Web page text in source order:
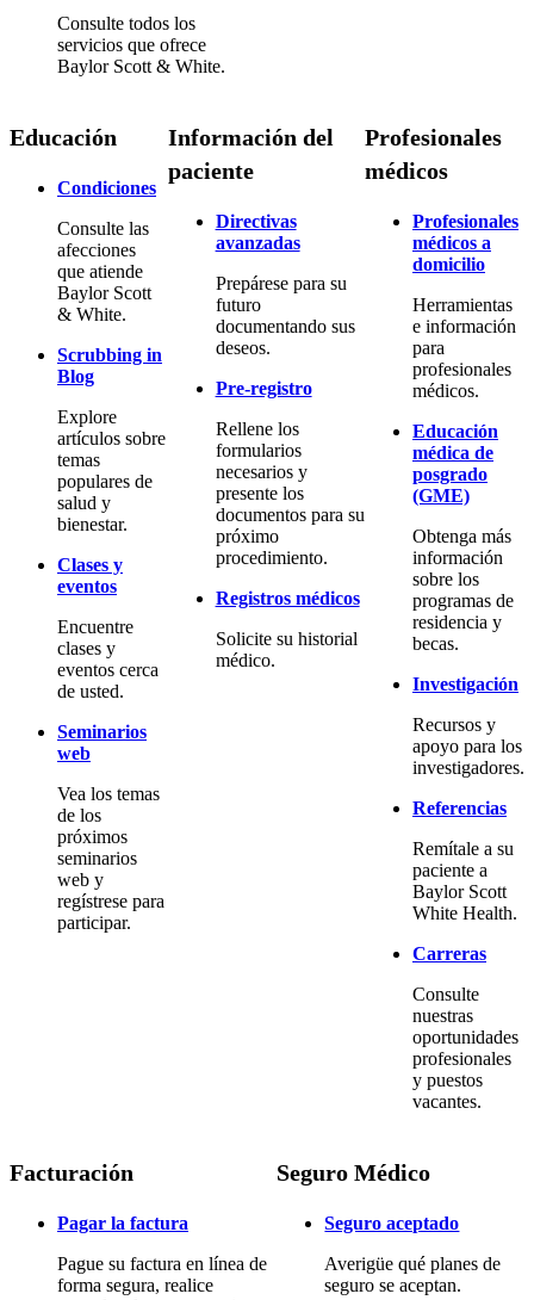
Consulte todos los
servicios que ofrece
Baylor Scott & White.
Educación
Condiciones
Consulte las
afecciones
que atiende
Baylor Scott
& White.
Scrubbing in
Blog
Explore
artículos sobre
temas
populares de
salud y
bienestar.
Clases y
eventos
Encuentre
clases y
eventos cerca
de usted.
Seminarios
web
Vea los temas
de los
próximos
seminarios
web y
regístrese para
participar.
Información del
paciente
Directivas
avanzadas
Prepárese para su
futuro
documentando sus
deseos.
Pre-registro
Rellene los
formularios
necesarios y
presente los
documentos para su
próximo
procedimiento.
Registros médicos
Solicite su historial
médico.
Profesionales
médicos
Profesionales
médicos a
domicilio
Herramientas
e información
para
profesionales
médicos.
Educación
médica de
posgrado
(GME)
Obtenga más
información
sobre los
programas de
residencia y
becas.
Investigación
Recursos y
apoyo para los
investigadores.
Referencias
Remítale a su
paciente a
Baylor Scott
White Health.
Carreras
Consulte
nuestras
oportunidades
profesionales
y puestos
vacantes.
Facturación
Pagar la factura
Pague su factura en línea de
forma segura, realice
Seguro Médico
Seguro aceptado
Averigüe qué planes de
seguro se aceptan.